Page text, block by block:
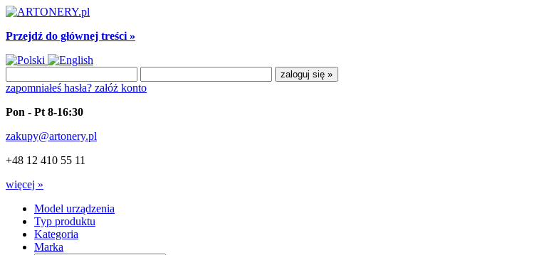
Przejdź do głównej treści »
zapomniałeś hasła? załóż konto
Pon - Pt 8-16:30
zakupy@artonery.pl
+48 12 410 55 11
więcej »
Model urządzenia
Typ produktu
Kategoria
Marka